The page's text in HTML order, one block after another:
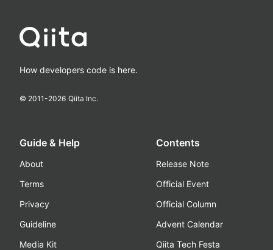
How developers code is here.
© 2011-2026 Qiita Inc.
Guide & Help
About
Terms
Privacy
Guideline
Media Kit
Contents
Release Note
Official Event
Official Column
Advent Calendar
Qiita Tech Festa